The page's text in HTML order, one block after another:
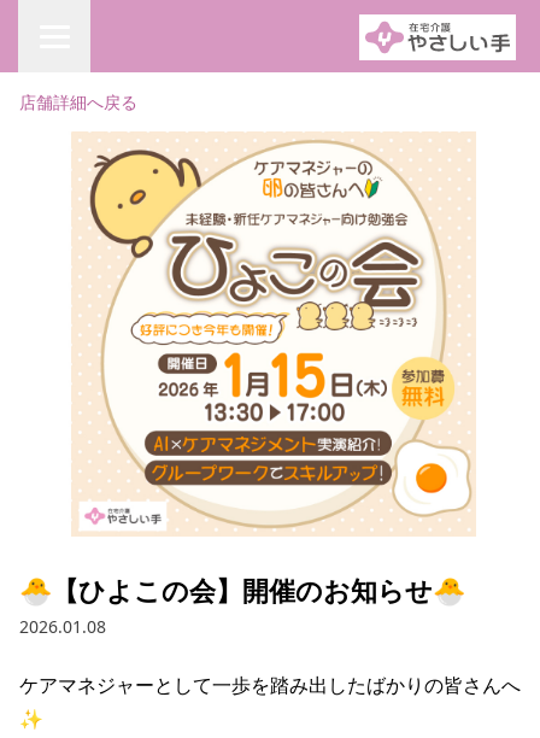
店舗詳細へ戻る
🐣【ひよこの会】開催のお知らせ🐣
2026.01.08
ケアマネジャーとして一歩を踏み出したばかりの皆さんへ
✨